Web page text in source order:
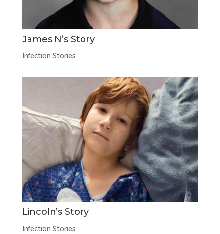
James N’s Story
Infection Stories
Lincoln’s Story
Infection Stories